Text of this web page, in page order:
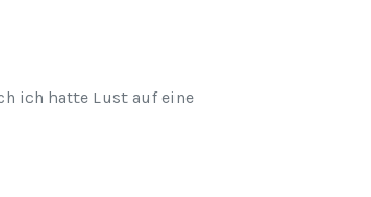
ich hatte Lust auf eine